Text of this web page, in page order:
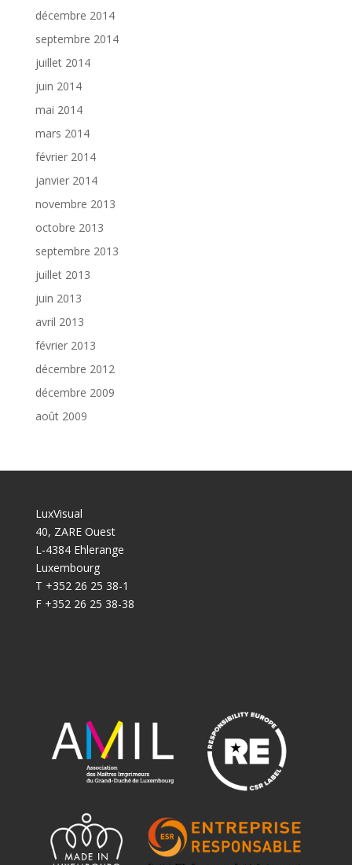
décembre 2014
septembre 2014
juillet 2014
juin 2014
mai 2014
mars 2014
février 2014
janvier 2014
novembre 2013
octobre 2013
septembre 2013
juillet 2013
juin 2013
avril 2013
février 2013
décembre 2012
décembre 2009
août 2009
LuxVisual
40, ZARE Ouest
L-4384 Ehlerange
Luxembourg
T +352 26 25 38-1
F +352 26 25 38-38